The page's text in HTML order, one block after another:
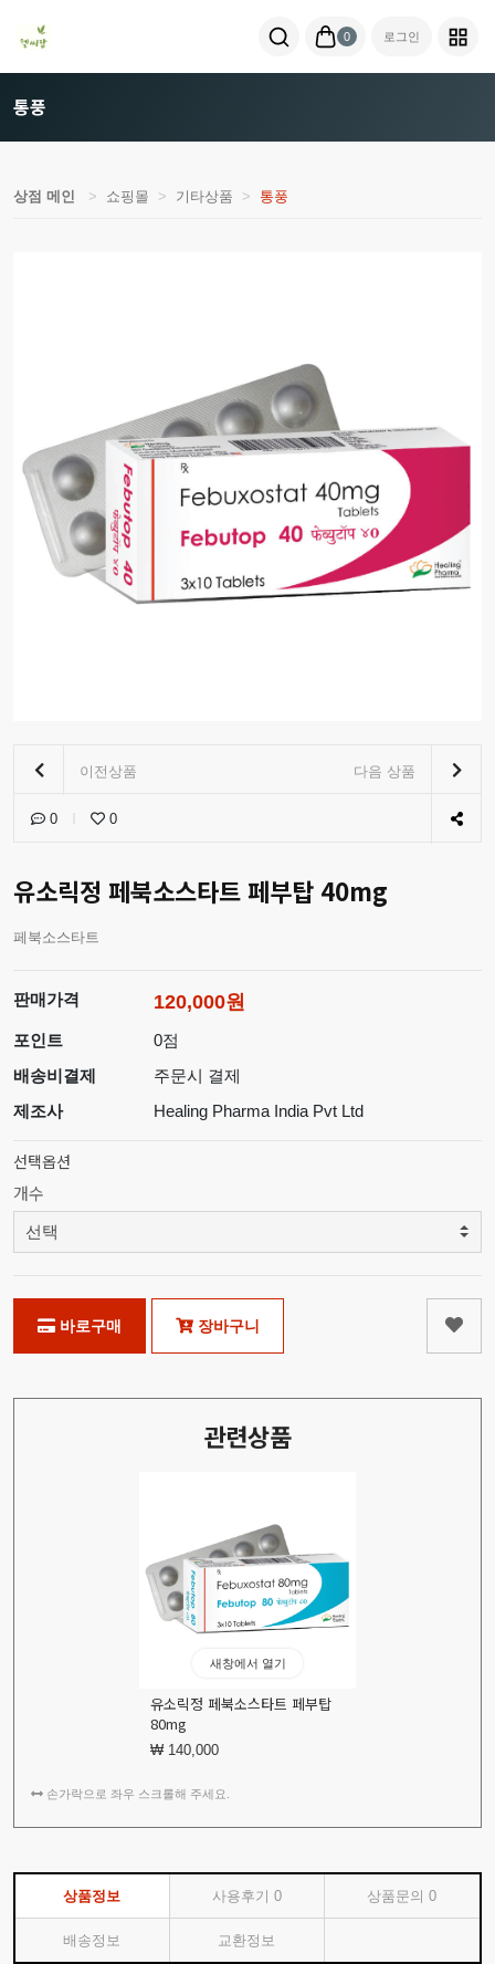
0 로그인
통풍
상점 메인 쇼핑몰 기타상품 통풍
이전상품 다음 상품
0 0
유소릭정 페북소스타트 페부탑 40mg
페북소스타트
판매가격 120,000원
포인트
0점
배송비결제
주문시 결제
제조사
Healing Pharma India Pvt Ltd
선택옵션
개수
바로구매 장바구니
관련상품
새창에서 열기
유소릭정 페북소스타트 페부탑
80mg
₩ 140,000
손가락으로 좌우 스크롤해 주세요.
상품정보 사용후기 0 상품문의0
배송정보 교환정보